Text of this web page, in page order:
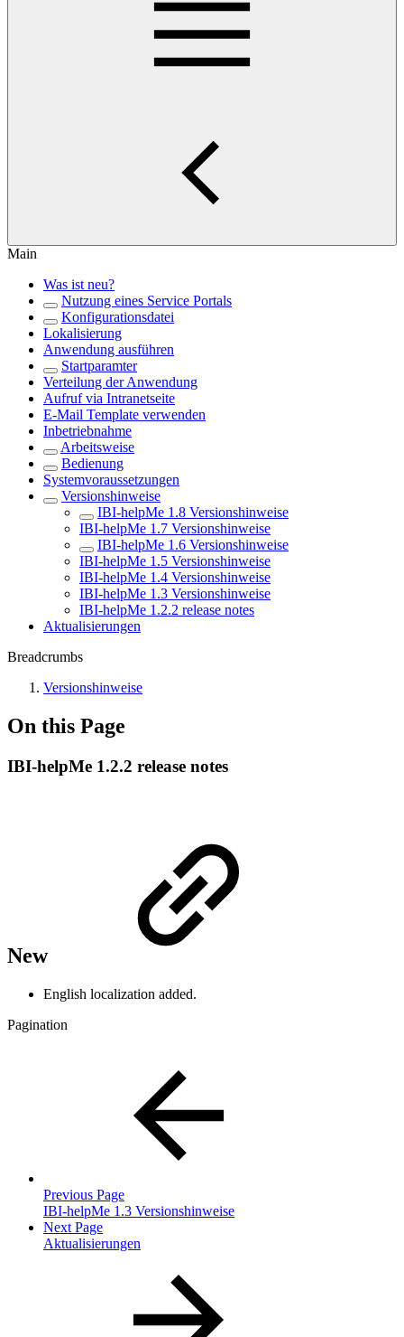
Main
Was ist neu?
Nutzung eines Service Portals
Konfigurationsdatei
Lokalisierung
Anwendung ausführen
Startparamter
Verteilung der Anwendung
Aufruf via Intranetseite
E-Mail Template verwenden
Inbetriebnahme
Arbeitsweise
Bedienung
Systemvoraussetzungen
Versionshinweise
IBI-helpMe 1.8 Versionshinweise
IBI-helpMe 1.7 Versionshinweise
IBI-helpMe 1.6 Versionshinweise
IBI-helpMe 1.5 Versionshinweise
IBI-helpMe 1.4 Versionshinweise
IBI-helpMe 1.3 Versionshinweise
IBI-helpMe 1.2.2 release notes
Aktualisierungen
Breadcrumbs
Versionshinweise
On this Page
IBI-helpMe 1.2.2 release notes
New
English localization added.
Pagination
Previous Page
IBI-helpMe 1.3 Versionshinweise
Next Page
Aktualisierungen